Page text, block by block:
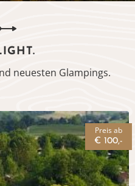
neuesten Glampings.
Preis ab
€ 100,-